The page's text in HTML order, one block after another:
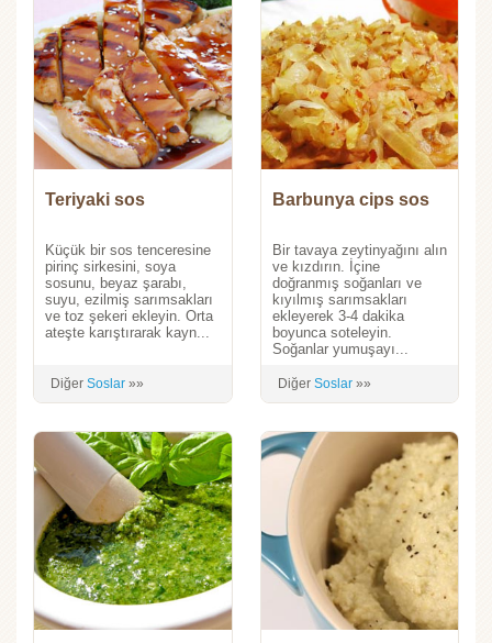
Teriyaki sos
Küçük bir sos tenceresine
pirinç sirkesini, soya
sosunu, beyaz şarabı,
suyu, ezilmiş sarımsakları
ve toz şekeri ekleyin. Orta
ateşte karıştırarak kayn...
Diğer Soslar »»
Barbunya cips sos
Bir tavaya zeytinyağını alın
ve kızdırın. İçine
doğranmış soğanları ve
kıyılmış sarımsakları
ekleyerek 3-4 dakika
boyunca soteleyin.
Soğanlar yumuşayı...
Diğer Soslar»»